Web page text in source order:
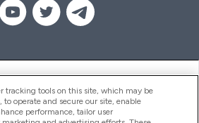
tracking tools on this site, which may be
operate and secure our site, enable
performance, tailor user